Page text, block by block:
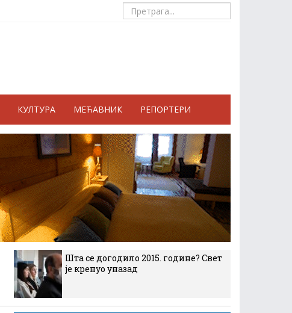
КУЛТУРА МЕЋАВНИК РЕПОРТЕРИ
Шта се догодило 2015. године? Свет
је кренуо уназад